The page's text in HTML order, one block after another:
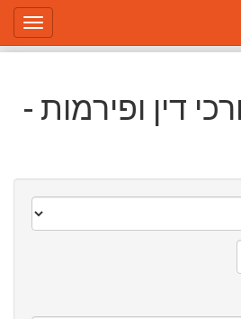
דין ופירמות -